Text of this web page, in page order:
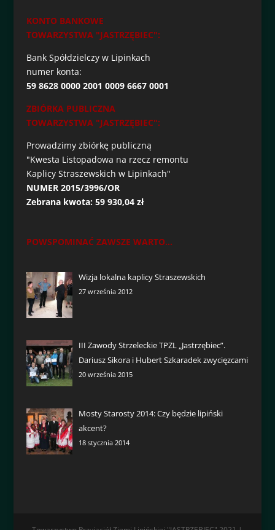
KONTO BANKOWE
TOWARZYSTWA "JASTRZĘBIEC":
Bank Spółdzielczy w Lipinkach
numer konta:
59 8628 0000 2001 0009 6667 0001
ZBIÓRKA PUBLICZNA
TOWARZYSTWA "JASTRZĘBIEC":
Prowadzimy zbiórkę publiczną
"Kwesta Listopadowa na rzecz remontu
Kaplicy Straszewskich w Lipinkach"
NUMER 2015/3996/OR
Zebrana kwota: 59 930,04 zł
POWSPOMINAĆ ZAWSZE WARTO...
Wizja lokalna kaplicy Straszewskich
27 września 2012
III Zawody Strzeleckie TPZL „Jastrzębiec”.
Dariusz Sikora i Hubert Szkaradek zwycięzcami
20 września 2015
Mosty Starosty 2014: Czy będzie lipiński
akcent?
18 stycznia 2014